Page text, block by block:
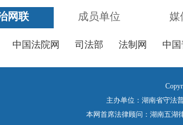
网联 成员单位 媒
中国法院网 司法部 法制网 中
主办单位：湖南省守法
本网首席法律顾问：湖南五湖